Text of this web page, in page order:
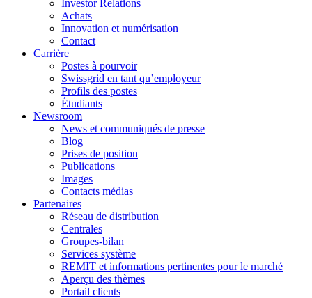
Investor Relations
Achats
Innovation et numérisation
Contact
Carrière
Postes à pourvoir
Swissgrid en tant qu’employeur
Profils des postes
Étudiants
Newsroom
News et communiqués de presse
Blog
Prises de position
Publications
Images
Contacts médias
Partenaires
Réseau de distribution
Centrales
Groupes-bilan
Services système
REMIT et informations pertinentes pour le marché
Aperçu des thèmes
Portail clients